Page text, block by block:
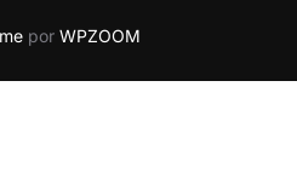
por WPZOOM